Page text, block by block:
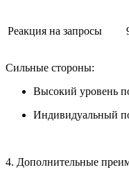
Реакция на запросы
Сильные стороны:
Высокий уровень
Индивидуальный
4. Дополнительные